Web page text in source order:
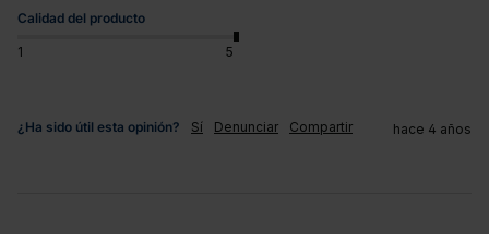
Calidad del producto
1 5
¿Ha sido útil esta opinión? Sí Denunciar Compartir hace 4 años